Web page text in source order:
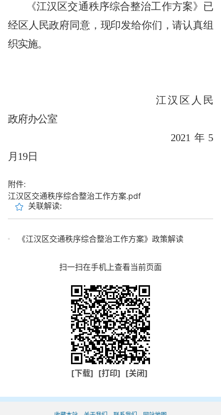
《江汉区交通秩序综合整治工作方案》已
经区人民政府同意，现印发给你们，请认真组
织实施。
江汉区人民
政府办公室
2021年5
月19日
附件:
江汉区交通秩序综合整治工作方案.pdf
关联解读:
《江汉区交通秩序综合整治工作方案》政策解读
扫一扫在手机上查看当前页面
[下载] [打印] [关闭]